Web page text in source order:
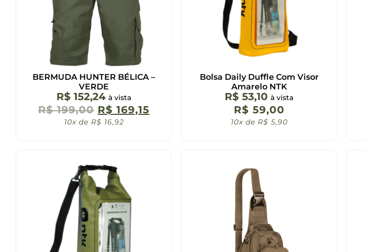
BERMUDA HUNTER BÉLICA –
VERDE
R$ 152,24 à vista
R$199,00 R$ 169,15
10x de R$ 16,92
Bolsa Daily Duffle Com Visor
Amarelo NTK
R$ 53,10 à vista
R$ 59,00
10x de R$ 5,90